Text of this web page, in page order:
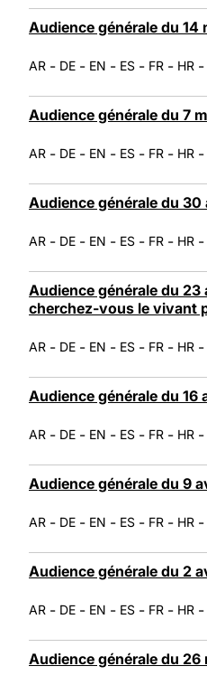
Audience générale du 14
AR - DE - EN - ES - FR - HR -
Audience générale du 7
AR - DE - EN - ES - FR - HR -
Audience générale du 30
AR - DE - EN - ES - FR - HR -
Audience générale du
cherchez-vous le vivant
AR - DE - EN - ES - FR - HR -
Audience générale du 16
AR - DE - EN - ES - FR - HR -
Audience générale du 9
AR - DE - EN - ES - FR - HR -
Audience générale du 2
AR - DE - EN - ES - FR - HR -
Audience générale du 26